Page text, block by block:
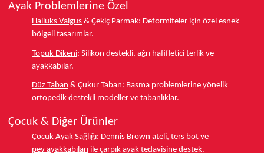
Ayak Problemlerine Özel
Halluks Valgus & Çekiç Parmak: Deformiteler için özel esnek
bölgeli tasarımlar.
Topuk Dikeni: Silikon destekli, ağrı hafifletici terlik ve
ayakkabılar.
Düz Taban & Çukur Taban: Basma problemlerine yönelik
ortopedik destekli modeller ve tabanlıklar.
Çocuk & Diğer Ürünler
Çocuk Ayak Sağlığı: Dennis Brown ateli, ters bot ve
pev ayakkabıları ile çarpık ayak tedavisine destek.